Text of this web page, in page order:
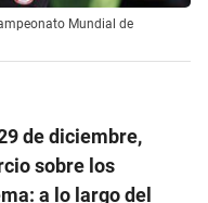
Mundial de
de diciembre,
sobre los
a lo largo del